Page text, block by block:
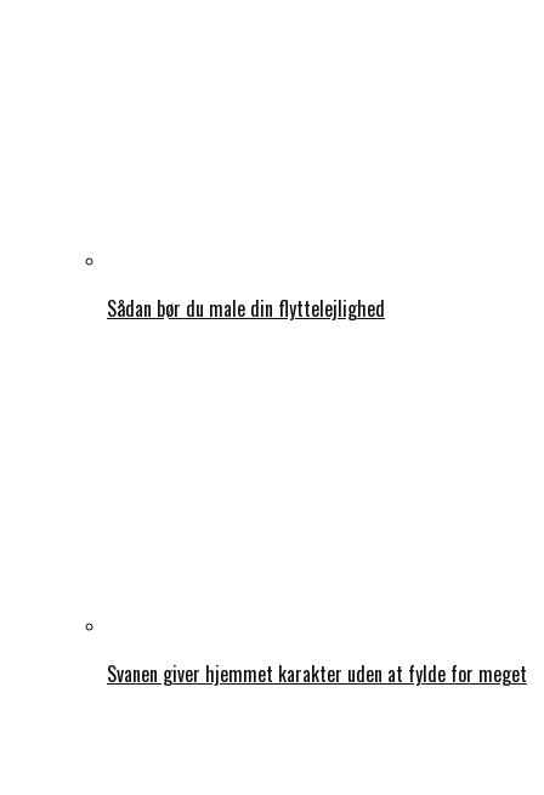
Sådan bør du male din flyttelejlighed
Svanen giver hjemmet karakter uden at fylde for meget